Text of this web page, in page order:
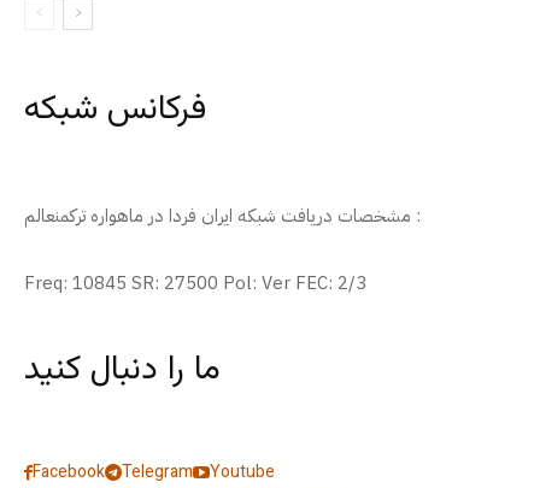
فرکانس شبکه
مشخصات دریافت شبکه ایران فردا در ماهواره ترکمنعالم :
Freq: 10845 SR: 27500 Pol: Ver FEC: 2/3
ما را دنبال کنید
Facebook Telegram
Youtube